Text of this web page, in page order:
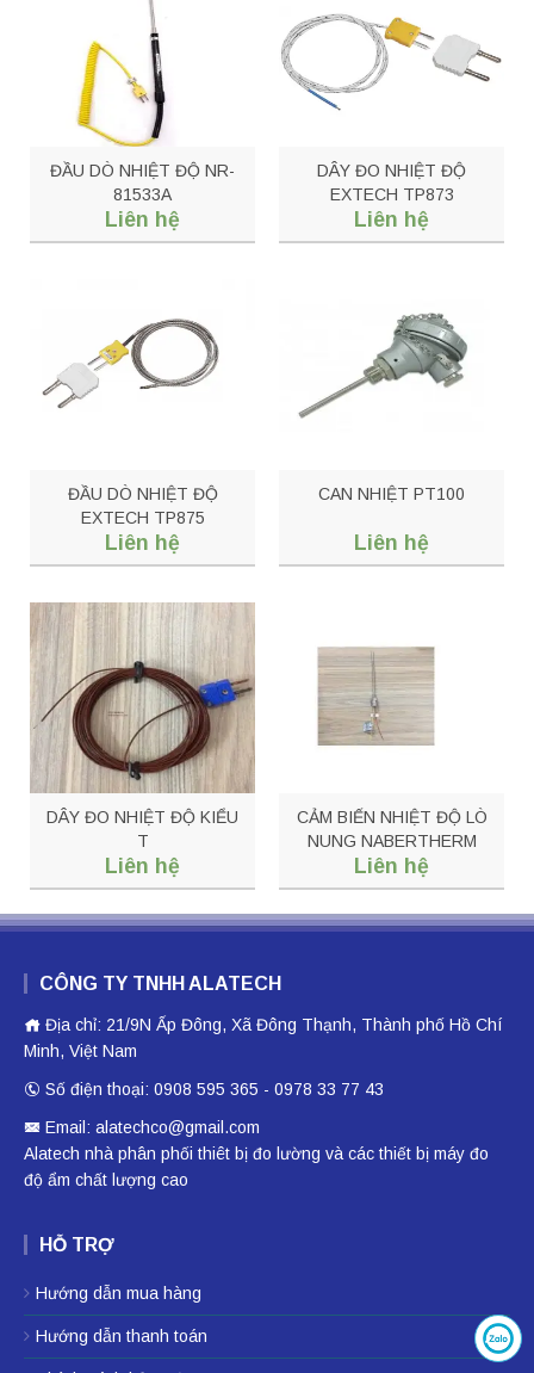
ĐẦU DÒ NHIỆT ĐỘ NR-
81533A
Liên hệ
DÂY ĐO NHIỆT ĐỘ
EXTECH TP873
Liên hệ
ĐẦU DÒ NHIỆT ĐỘ
EXTECH TP875
Liên hệ
CAN NHIỆT PT100
Liên hệ
DÂY ĐO NHIỆT ĐỘ KIỂU
T
Liên hệ
CẢM BIẾN NHIỆT ĐỘ LÒ
NUNG NABERTHERM
TW-3100
Liên hệ
CÔNG TY TNHH ALATECH
Địa chỉ: 21/9N Ấp Đông, Xã Đông Thạnh, Thành phố Hồ Chí
Minh, Việt Nam
Số điện thoại: 0908 595 365 - 0978 33 77 43
Email: alatechco@gmail.com
Alatech nhà phân phối thiêt bị đo lường và các thiết bị máy đo
độ ẩm chất lượng cao
HỖ TRỢ
Hướng dẫn mua hàng
Hướng dẫn thanh toán